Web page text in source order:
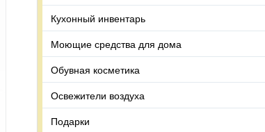
Кухонный инвентарь
Моющие средства для дома
Обувная косметика
Освежители воздуха
Подарки